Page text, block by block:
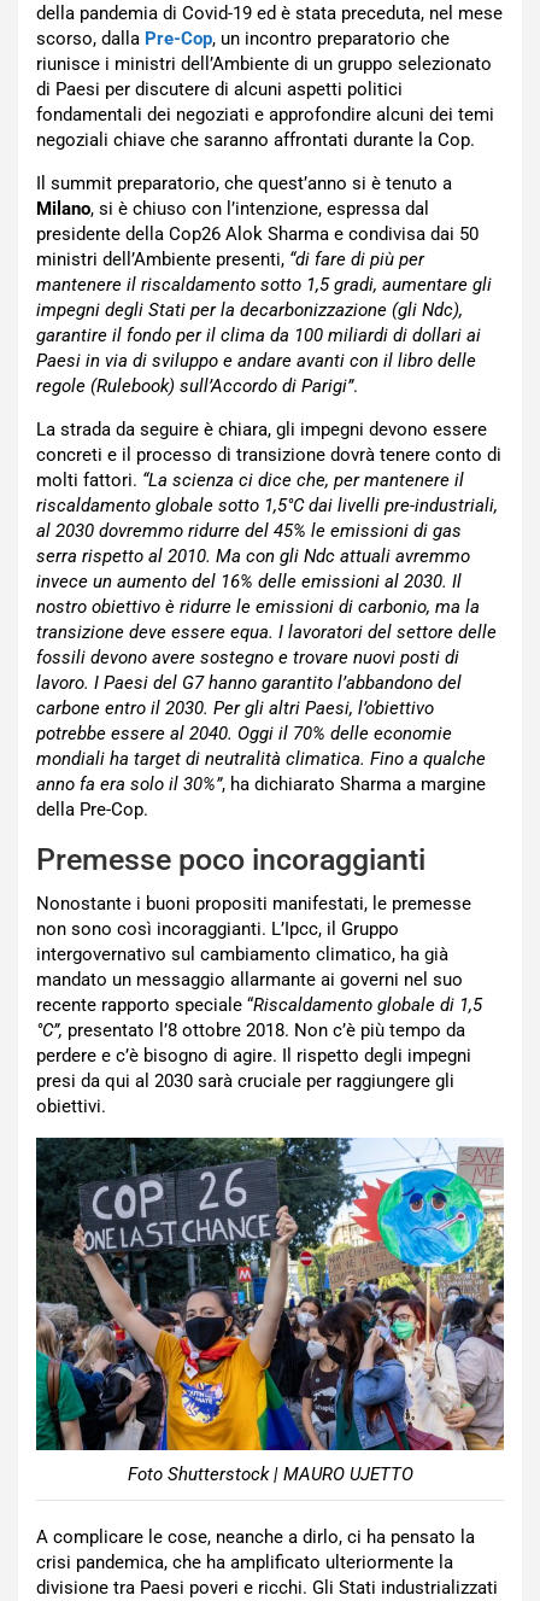
della pandemia di Covid-19 ed è stata preceduta, nel mese
scorso, dalla Pre-Cop, un incontro preparatorio che
riunisce i ministri dell’Ambiente di un gruppo selezionato
di Paesi per discutere di alcuni aspetti politici
fondamentali dei negoziati e approfondire alcuni dei temi
negoziali chiave che saranno affrontati durante la Cop.
Il summit preparatorio, che quest’anno si è tenuto a
Milano, si è chiuso con l’intenzione, espressa dal
presidente della Cop26 Alok Sharma e condivisa dai 50
ministri dell’Ambiente presenti, “di fare di più per
mantenere il riscaldamento sotto 1,5 gradi, aumentare gli
impegni degli Stati per la decarbonizzazione (gli Ndc),
garantire il fondo per il clima da 100 miliardi di dollari ai
Paesi in via di sviluppo e andare avanti con il libro delle
regole (Rulebook) sull’Accordo di Parigi”.
La strada da seguire è chiara, gli impegni devono essere
concreti e il processo di transizione dovrà tenere conto di
molti fattori. “La scienza ci dice che, per mantenere il
riscaldamento globale sotto 1,5°C dai livelli pre-industriali,
al 2030 dovremmo ridurre del 45% le emissioni di gas
serra rispetto al 2010. Ma con gli Ndc attuali avremmo
invece un aumento del 16% delle emissioni al 2030. Il
nostro obiettivo è ridurre le emissioni di carbonio, ma la
transizione deve essere equa. I lavoratori del settore delle
fossili devono avere sostegno e trovare nuovi posti di
lavoro. I Paesi del G7 hanno garantito l’abbandono del
carbone entro il 2030. Per gli altri Paesi, l’obiettivo
potrebbe essere al 2040. Oggi il 70% delle economie
mondiali ha target di neutralità climatica. Fino a qualche
anno fa era solo il 30%”, ha dichiarato Sharma a margine
della Pre-Cop.
Premesse poco incoraggianti
Nonostante i buoni propositi manifestati, le premesse
non sono così incoraggianti. L’Ipcc, il Gruppo
intergovernativo sul cambiamento climatico, ha già
mandato un messaggio allarmante ai governi nel suo
recente rapporto speciale “Riscaldamento globale di 1,5
°C”, presentato l’8 ottobre 2018. Non c’è più tempo da
perdere e c’è bisogno di agire. Il rispetto degli impegni
presi da qui al 2030 sarà cruciale per raggiungere gli
obiettivi.
Foto Shutterstock | MAURO UJETTO
A complicare le cose, neanche a dirlo, ci ha pensato la
crisi pandemica, che ha amplificato ulteriormente la
divisione tra Paesi poveri e ricchi. Gli Stati industrializzati